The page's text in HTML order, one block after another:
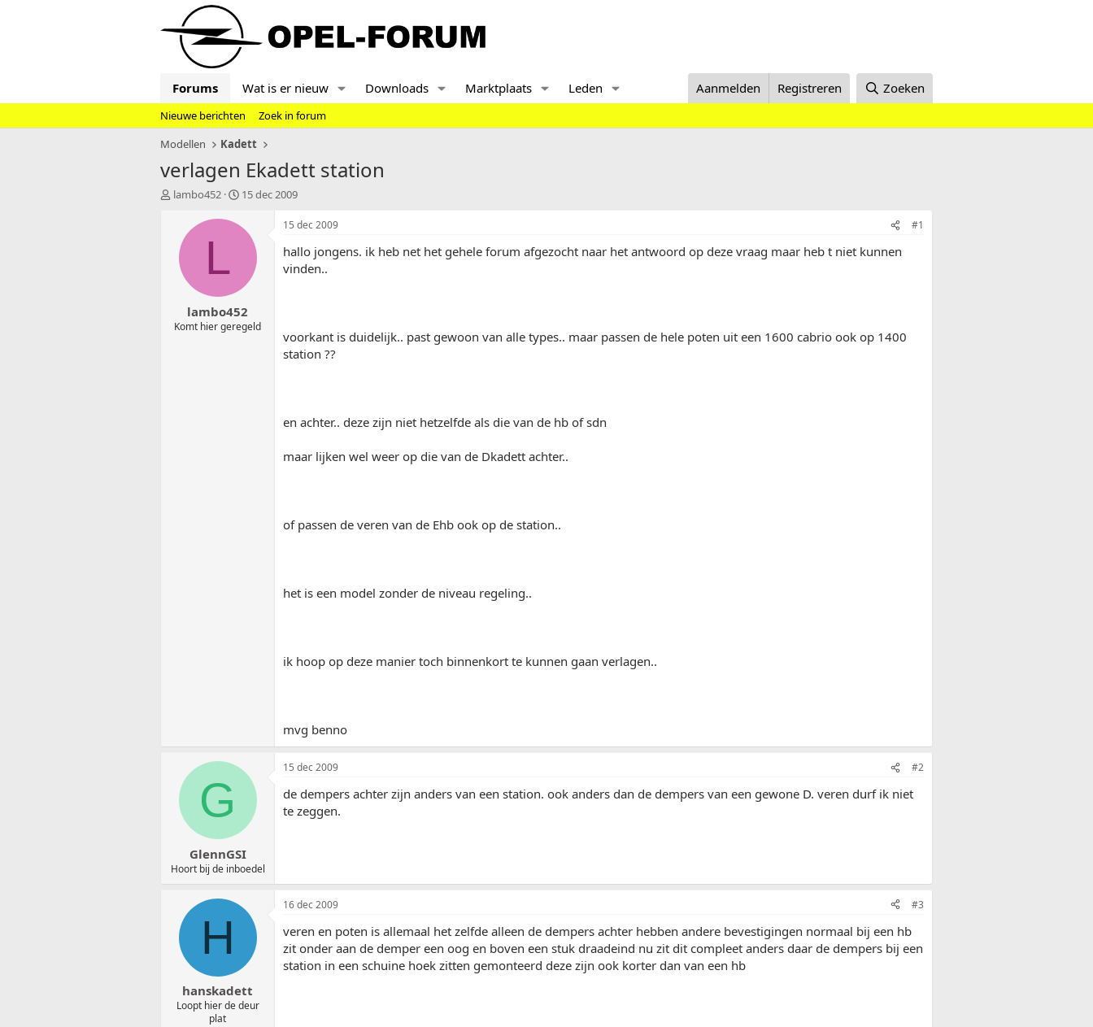
Forums Wat is er nieuw Downloads Marktplaats Leden Aanmelden Registreren Zoeken
Nieuwe berichten
Zoek in forum
Modellen
Kadett
verlagen Ekadett station
T
t
lambo452
S
a
a
u
m
15 dec 2009
L
lambo452
Komt hier geregeld
15 dec 2009 #1
hallo jongens. ik heb net het gehele forum afgezocht naar het antwoord op deze vraag maar heb t niet kunnen
vinden..
voorkant is duidelijk.. past gewoon van alle types.. maar passen de hele poten uit een 1600 cabrio ook op 1400
station ??
en achter.. deze zijn niet hetzelfde als die van de hb of sdn
maar lijken wel weer op die van de Dkadett achter..
of passen de veren van de Ehb ook op de station..
het is een model zonder de niveau regeling..
ik hoop op deze manier toch binnenkort te kunnen gaan verlagen..
mvg benno
G
GlennGSI
Hoort bij de inboedel
15 dec 2009 #2
de dempers achter zijn anders van een station. ook anders dan de dempers van een gewone D. veren durf ik niet
te zeggen.
H
hanskadett
Loopt hier de deur
plat
16 dec 2009 #3
veren en poten is allemaal het zelfde alleen de dempers achter hebben andere bevestigingen normaal bij een hb
zit onder aan de demper een oog en boven een stuk draadeind nu zit dit compleet anders daar de dempers bij een
station in een schuine hoek zitten gemonteerd deze zijn ook korter dan van een hb